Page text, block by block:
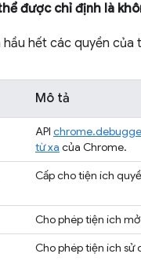
được chỉ định là
hầu hết các quyền
Mô tả
API
từ xa của Chrome.
Cấp cho tiện ích
Cho phép tiện ích
Cho phép tiện ích sử